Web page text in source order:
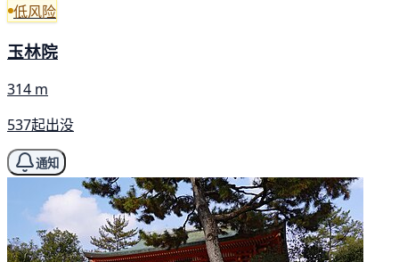
低风险
玉林院
314 m
537起出没
通知